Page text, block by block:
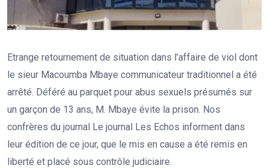
Etrange retournement de situation dans l’affaire de viol dont
le sieur Macoumba Mbaye communicateur traditionnel a été
arrêté. Déféré au parquet pour abus sexuels présumés sur
un garçon de 13 ans, M. Mbaye évite la prison. Nos
confrères du journal Le journal Les Echos informent dans
leur édition de ce jour, que le mis en cause a été remis en
liberté et placé sous contrôle judiciaire.